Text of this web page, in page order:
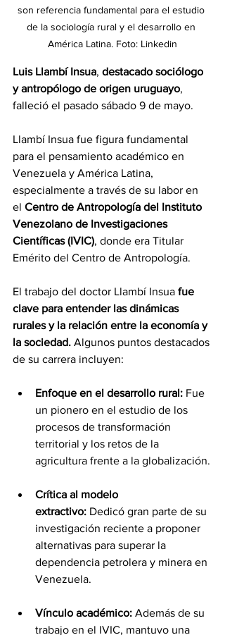
son referencia fundamental para el estudio
de la sociología rural y el desarrollo en
América Latina. Foto: Linkedin
Luis Llambí Insua, destacado sociólogo
y antropólogo de origen uruguayo,
falleció el pasado sábado 9 de mayo.
Llambí Insua fue figura fundamental
para el pensamiento académico en
Venezuela y América Latina,
especialmente a través de su labor en
el Centro de Antropología del Instituto
Venezolano de Investigaciones
Científicas (IVIC), donde era Titular
Emérito del Centro de Antropología.
El trabajo del doctor Llambí Insua fue
clave para entender las dinámicas
rurales y la relación entre la economía y
la sociedad. Algunos puntos destacados
de su carrera incluyen:
Enfoque en el desarrollo rural: Fue
un pionero en el estudio de los
procesos de transformación
territorial y los retos de la
agricultura frente a la globalización.
Crítica al modelo
extractivo: Dedicó gran parte de su
investigación reciente a proponer
alternativas para superar la
dependencia petrolera y minera en
Venezuela.
Vínculo académico: Además de su
trabajo en el IVIC, mantuvo una